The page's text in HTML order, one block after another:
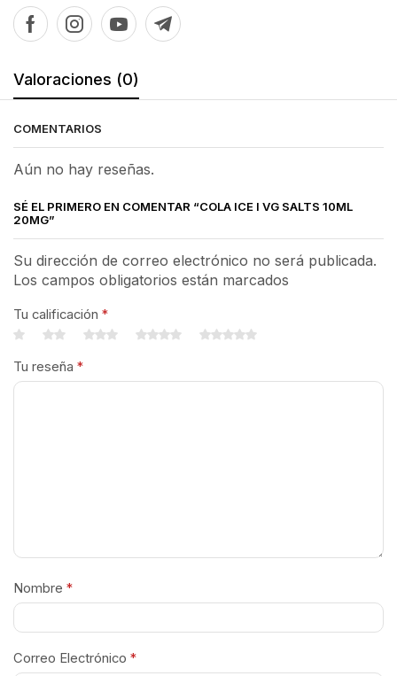
Valoraciones (0)
COMENTARIOS
Aún no hay reseñas.
SÉ EL PRIMERO EN COMENTAR “COLA ICE I VG SALTS 10ML
20MG”
Su dirección de correo electrónico no será publicada.
Los campos obligatorios están marcados
Tu calificación *
Tu reseña *
Nombre *
Correo Electrónico *